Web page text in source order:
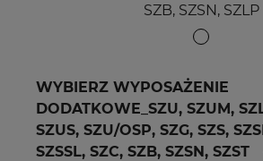
SZB, SZSN, SZLP
WYBIERZ WYPOSAŻENIE
DODATKOWE_SZU, SZUM,
SZUS, SZU/OSP, SZG, SZS,
SZSSL, SZC, SZB, SZSN, SZST